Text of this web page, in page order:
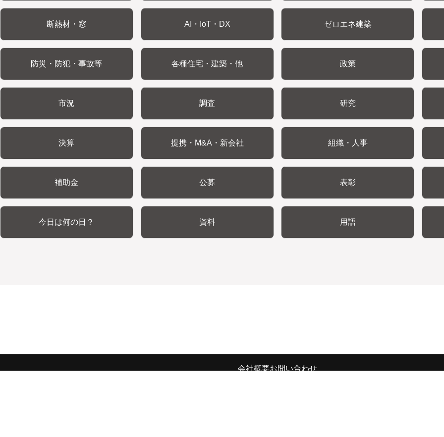
断熱材・窓 AI・IoT・DX ゼロエネ建築
防災・防犯・事故等 各種住宅・建築・他 政策
市況 調査 研究
決算 提携・M&A・新会社 組織・人事
補助金 公募 表彰
今日は何の日？ 資料 用語
会社概要お問い合わせ